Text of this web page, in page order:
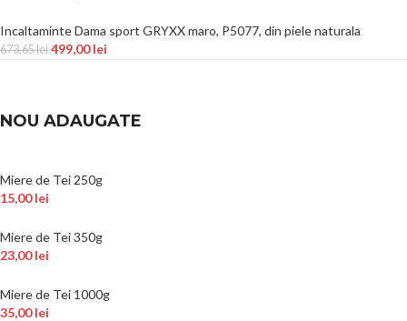
Incaltaminte Dama sport GRYXX maro, P5077, din piele naturala
673,65lei 499,00lei
NOU ADAUGATE
Miere de Tei 250g
15,00lei
Miere de Tei 350g
23,00lei
Miere de Tei 1000g
35,00lei